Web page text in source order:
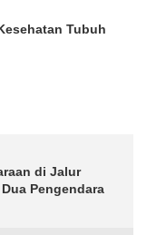
Tubuh
di Jalur
Pengendara